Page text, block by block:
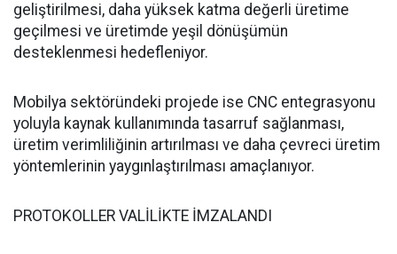
geliştirilmesi, daha yüksek katma değerli üretime
geçilmesi ve üretimde yeşil dönüşümün
desteklenmesi hedefleniyor.
Mobilya sektöründeki projede ise CNC entegrasyonu
yoluyla kaynak kullanımında tasarruf sağlanması,
üretim verimliliğinin artırılması ve daha çevreci üretim
yöntemlerinin yaygınlaştırılması amaçlanıyor.
PROTOKOLLER VALİLİKTE İMZALANDI